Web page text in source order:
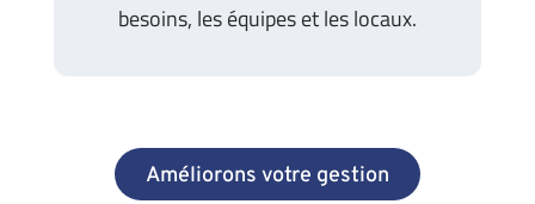
besoins, les équipes et les locaux.
Améliorons votre gestion